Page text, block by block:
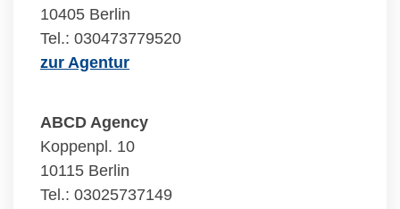
10405 Berlin
Tel.: 030473779520
zur Agentur
ABCD Agency
Koppenpl. 10
10115 Berlin
Tel.: 03025737149